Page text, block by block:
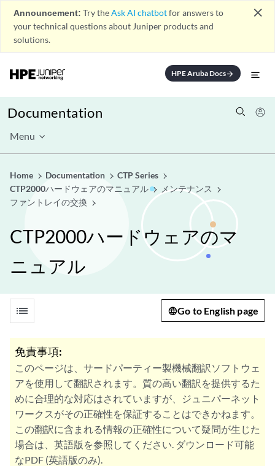
Announcement: Try theAsk AI chatbotfor answers to
your technical questions about Juniper products and
solutions.
close
HPE Aruba Docsarrow_forward
Documentation
Menu
Home Documentation
CTP Series
CTP2000ハードウェアのマニュアル
メンテナンス
ファントレイの交換
CTP2000ハードウェアのマ
ニュアル
list Go to English page
免責事項:
このページは、サードパーティー製機械翻訳ソフトウェ
アを使用して翻訳されます。質の高い翻訳を提供するた
めに合理的な対応はされていますが、ジュニパーネット
ワークスがその正確性を保証することはできかねます。
この翻訳に含まれる情報の正確性について疑問が生じた
場合は、英語版を参照してください. ダウンロード可能
なPDF (英語版のみ).